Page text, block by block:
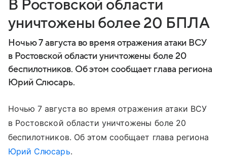
В Ростовской области
уничтожены более 20 БПЛА
Ночью 7 августа во время отражения атаки ВСУ
в Ростовской области уничтожены боле 20
беспилотников. Об этом сообщает глава региона
Юрий Слюсарь.
Ночью 7 августа во время отражения атаки ВСУ
в Ростовской области уничтожены боле 20
беспилотников. Об этом сообщает глава региона
Юрий Слюсарь.